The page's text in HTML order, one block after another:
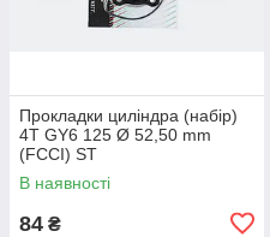
Прокладки циліндра (набір)
4T GY6 125 Ø 52,50 mm
(FCCI) ST
В наявності
84 ₴